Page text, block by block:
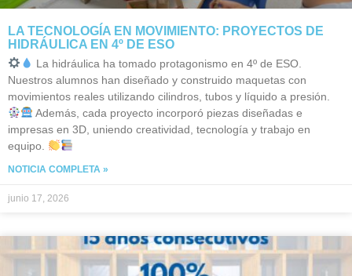
LA TECNOLOGÍA EN MOVIMIENTO: PROYECTOS DE
HIDRÁULICA EN 4º DE ESO
La hidráulica ha tomado protagonismo en 4º de ESO.
Nuestros alumnos han diseñado y construido maquetas con
movimientos reales utilizando cilindros, tubos y líquido a presión.
Además, cada proyecto incorporó piezas diseñadas e
impresas en 3D, uniendo creatividad, tecnología y trabajo en
equipo.
NOTICIA COMPLETA »
junio 17, 2026